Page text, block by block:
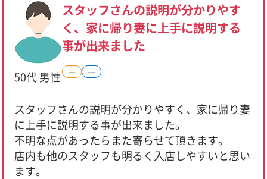
50代 男性
スタッフさんの説明が分かりやす
く、家に帰り妻に上手に説明する
事が出来ました
― ―
スタッフさんの説明が分かりやすく、家に帰り妻
に上手に説明する事が出来ました。
不明な点があったらまた寄らせて頂きます。
店内も他のスタッフも明るく入店しやすいと思い
ます。